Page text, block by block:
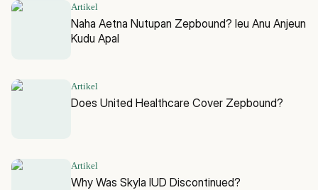
Artikel
Naha Aetna Nutupan Zepbound? Ieu Anu Anjeun
Kudu Apal
Artikel
Does United Healthcare Cover Zepbound?
Artikel
Why Was Skyla IUD Discontinued?